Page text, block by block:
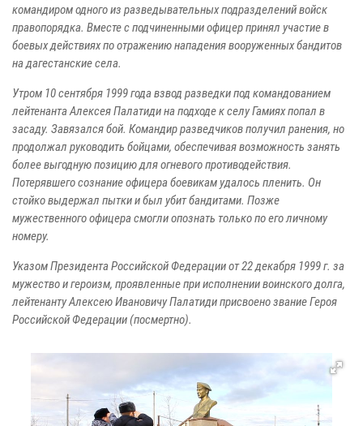
командиром одного из разведывательных подразделений войск
правопорядка. Вместе с подчиненными офицер принял участие в
боевых действиях по отражению нападения вооруженных бандитов
на дагестанские села.
Утром 10 сентября 1999 года взвод разведки под командованием
лейтенанта Алексея Палатиди на подходе к селу Гамиях попал в
засаду. Завязался бой. Командир разведчиков получил ранения, но
продолжал руководить бойцами, обеспечивая возможность занять
более выгодную позицию для огневого противодействия.
Потерявшего сознание офицера боевикам удалось пленить. Он
стойко выдержал пытки и был убит бандитами. Позже
мужественного офицера смогли опознать только по его личному
номеру.
Указом Президента Российской Федерации от 22 декабря 1999 г. за
мужество и героизм, проявленные при исполнении воинского долга,
лейтенанту Алексею Ивановичу Палатиди присвоено звание Героя
Российской Федерации (посмертно).